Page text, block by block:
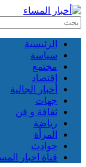
الرئيسية
سياسة
مجتمع
إقتصاد
أخبار الجالية
جهات
ثقافة و فن
رياضة
المرأة
حوادث
قناة اخبار